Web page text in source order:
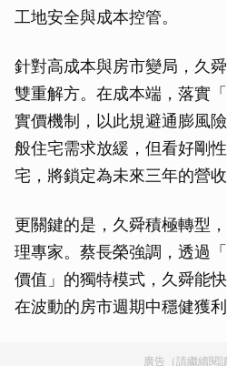
工地安全與成本控管。
針對高成本與房市變局，久
雙重解方。在成本端，落實
實價機制，以此規避通膨風
般住宅需求放緩，但看好剛
宅，將鎖定為未來三年的營收
更關鍵的是，久舜積極轉型
理專家。蔡長榮強調，透過
價值」的獨特模式，久舜能
在波動的房市週期中穩健獲利
廣告（請繼續閱